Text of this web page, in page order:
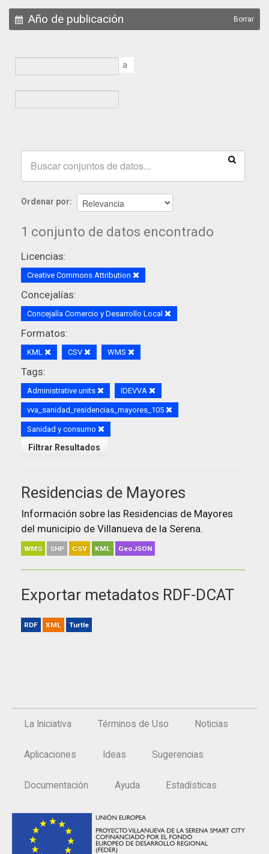
Año de publicación Borrar
a
Ordenar por
1 conjunto de datos encontrado
Licencias:
Creative Commons Attribution
Concejalías:
Concejalía Comercio y Desarrollo Local
Formatos:
KML CSV WMS
Tags:
Administrative units IDEVVA
vva_sanidad_residencias_mayores_105
Sanidad y consumo
Filtrar Resultados
Residencias de Mayores
Información sobre las Residencias de Mayores
del municipio de Villanueva de la Serena.
WMS SHP CSV KML GeoJSON
Exportar metadatos RDF-DCAT
RDF XML Turtle
La Iniciativa Términos de Uso Noticias
Aplicaciones Ideas Sugerencias
Documentación Ayuda Estadísticas